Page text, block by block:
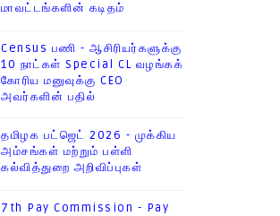
மாவட்டங்களின் கடிதம்
Census பணி - ஆசிரியர்களுக்கு
10 நாட்கள் Special CL வழங்கக்
கோரிய மனுவுக்கு CEO
அவர்களின் பதில்
தமிழக பட்ஜெட் 2026 - முக்கிய
அம்சங்கள் மற்றும் பள்ளி
கல்வித்துறை அறிவிப்புகள்
7th Pay Commission - Pay